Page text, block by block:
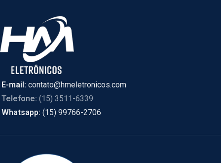
E-mail: contato@hmeletronicos.com
Telefone: (15) 3511-6339
Whatsapp: (15) 99766-2706